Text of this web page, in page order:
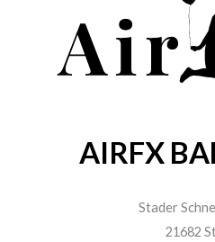
AIRFX
Stader
21682